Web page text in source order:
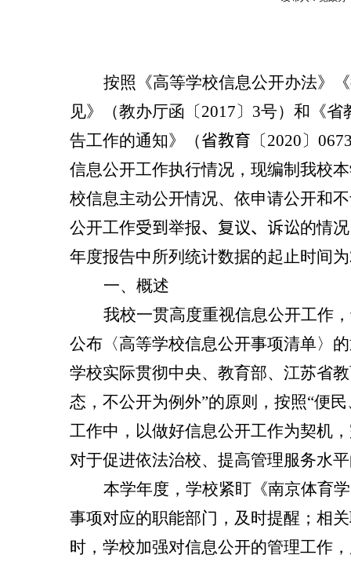
按照《高等学校信息公开办法》
见》（教办厅函〔2017〕 3号）和 《
告工作的通知》（省教育 〔2020〕
信息公开工作执行情况，现编制我校
校信息主动公开情况、依申请公开和
公开工作受到 举报、 复议、诉讼的情
年度报告中所列统计数据的起止时间为
一、概述
我校一贯高度重视信息公开工作
公布〈高等学校信息公开事项清单〉
学校实际贯彻中央、教育部、江苏省
态，不公开为例外”的原则，按照“便
工作中，以做好信息公开工作为契机
对于促进依法治校、提高管理服务水
本学年度，学校紧盯《南京体育
事项对应的职能部门，及时提醒；相
时，学校加强对信息公开的管理工作